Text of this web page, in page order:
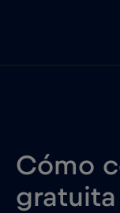
Cómo
gratuita